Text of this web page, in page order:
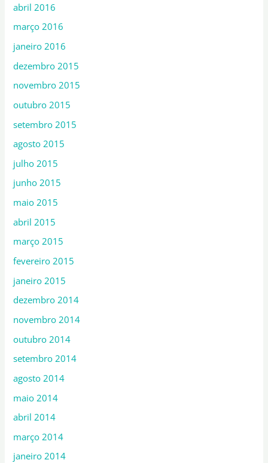
abril 2016
março 2016
janeiro 2016
dezembro 2015
novembro 2015
outubro 2015
setembro 2015
agosto 2015
julho 2015
junho 2015
maio 2015
abril 2015
março 2015
fevereiro 2015
janeiro 2015
dezembro 2014
novembro 2014
outubro 2014
setembro 2014
agosto 2014
maio 2014
abril 2014
março 2014
janeiro 2014